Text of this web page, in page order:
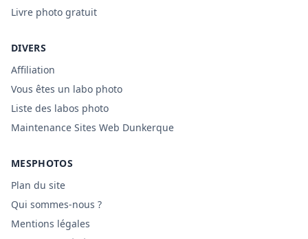
Livre photo gratuit
DIVERS
Affiliation
Vous êtes un labo photo
Liste des labos photo
Maintenance Sites Web Dunkerque
MESPHOTOS
Plan du site
Qui sommes-nous ?
Mentions légales